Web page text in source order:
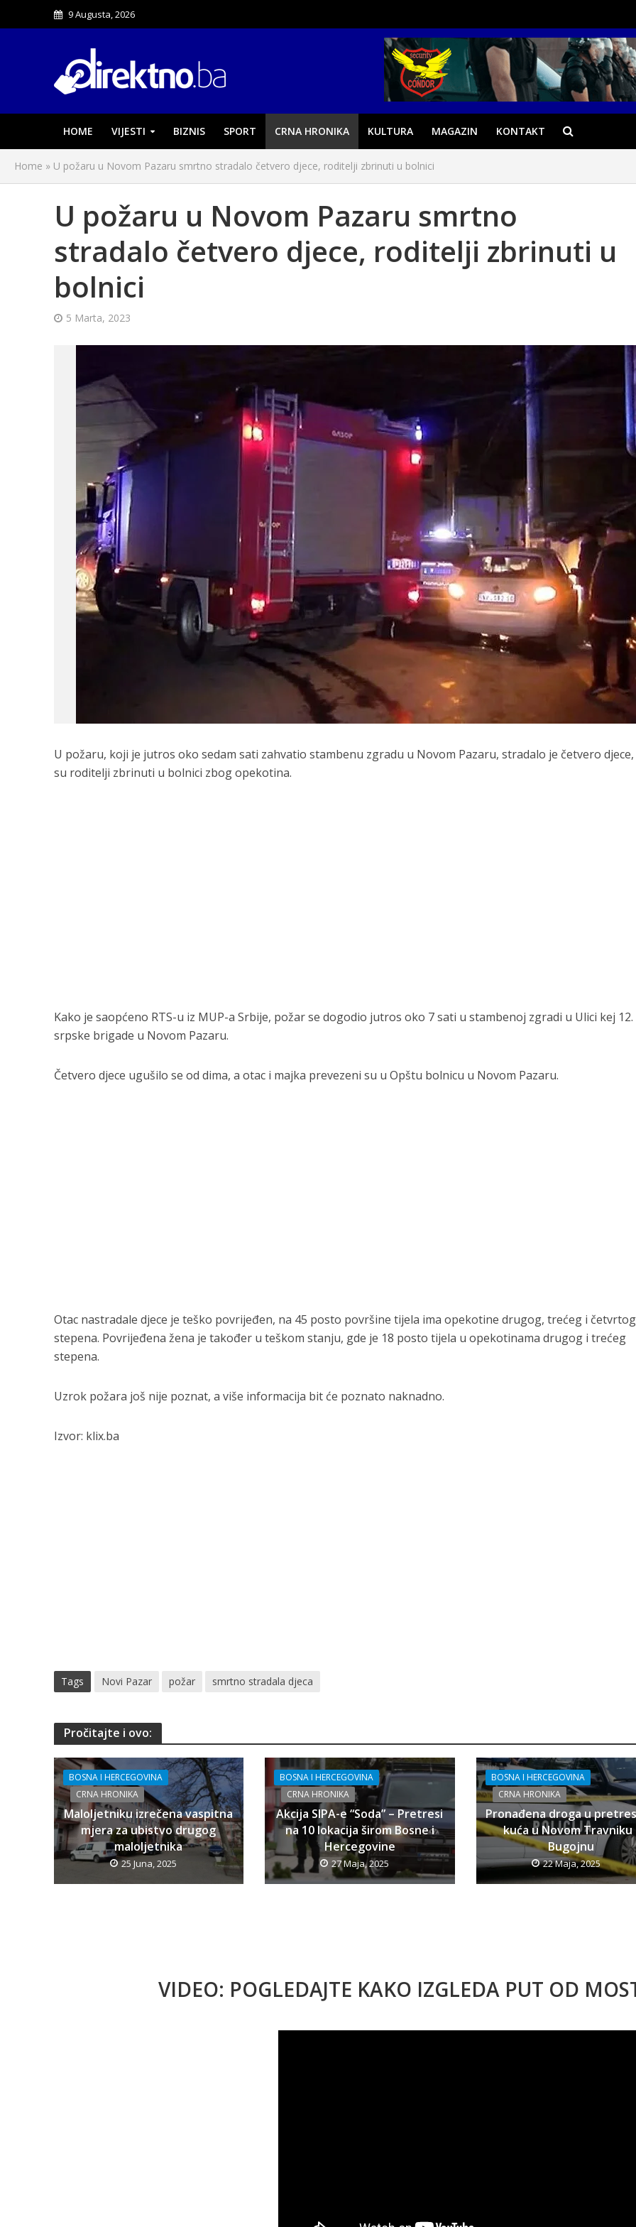
9 Augusta, 2026
HOME VIJESTI BIZNIS SPORT CRNA HRONIKA KULTURA MAGAZIN KONTAKT
Home » U požaru u Novom Pazaru smrtno stradalo četvero djece, roditelji zbrinuti u bolnici
U požaru u Novom Pazaru smrtno
stradalo četvero djece, roditelji zbrinuti u
bolnici
5 Marta, 2023
U požaru, koji je jutros oko sedam sati zahvatio stambenu zgradu u Novom Pazaru, stradalo je četvero
su roditelji zbrinuti u bolnici zbog opekotina.
Kako je saopćeno RTS-u iz MUP-a Srbije, požar se dogodio jutros oko 7 sati u stambenoj zgradi u Ulici kej 12.
srpske brigade u Novom Pazaru.
Četvero djece ugušilo se od dima, a otac i majka prevezeni su u Opštu bolnicu u Novom Pazaru.
Otac nastradale djece je teško povrijeđen, na 45 posto površine tijela ima opekotine drugog, trećeg i četvrtog
stepena. Povrijeđena žena je također u teškom stanju, gde je 18 posto tijela u opekotinama drugog i trećeg
stepena.
Uzrok požara još nije poznat, a više informacija bit će poznato naknadno.
Izvor: klix.ba
Tags Novi Pazar požar smrtno stradala djeca
Pročitajte i ovo:
BOSNA I HERCEGOVINA
CRNA HRONIKA
Maloljetniku izrečena vaspitna
mjera za ubistvo drugog
maloljetnika
25 Juna, 2025
BOSNA I HERCEGOVINA
CRNA HRONIKA
Akcija SIPA-e “Soda” – Pretresi
na 10 lokacija širom Bosne i
Hercegovine
27 Maja, 2025
BOSNA I HERCEGOVINA
CRNA HRONIKA
Pronađena droga u
kuća u Novom Travniku
Bugojnu
22 Maja, 2025
VIDEO: POGLEDAJTE KAKO IZGLEDA PUT OD